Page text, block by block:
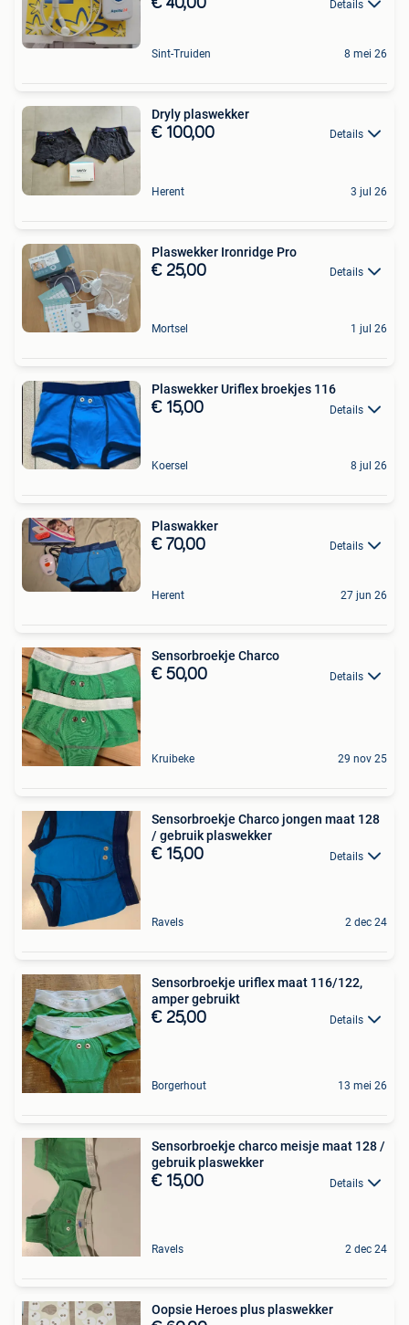
Details
Sint-Truiden 8 mei 26
Dryly plaswekker
€ 100,00 Details
Herent 3 jul 26
Plaswekker Ironridge Pro
€ 25,00 Details
Mortsel 1 jul 26
Plaswekker Uriflex broekjes 116
€ 15,00 Details
Koersel 8 jul 26
Plaswakker
€ 70,00 Details
Herent 27 jun 26
Sensorbroekje Charco
€ 50,00 Details
Kruibeke 29 nov 25
Sensorbroekje Charco jongen maat 128
/ gebruik plaswekker
€ 15,00 Details
Ravels 2 dec 24
Sensorbroekje uriflex maat 116/122,
amper gebruikt
€ 25,00 Details
Borgerhout 13 mei 26
Sensorbroekje charco meisje maat 128 /
gebruik plaswekker
€ 15,00 Details
Ravels 2 dec 24
Oopsie Heroes plus plaswekker